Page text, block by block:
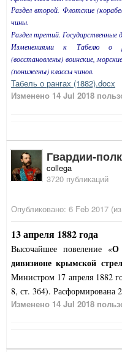
Раздел второй. Флотские
чины.
Раздел третий.
Изменениями к Табелю о
(восстановлены) воинские,
(понижены) классы чинов.
Табель о рангах (1882).docx
Изменено 14 Jul 2018
Гвардии-
collega
3720 публикаций
Опубликовано: 6 Feb 2017
13 апреля 1882 года
Высочайшее повеление «О
дивизионе крымской
Министром 17 апреля 1882
8, ст. 3б4). Расформирована
Изменено 14 Jul 2018